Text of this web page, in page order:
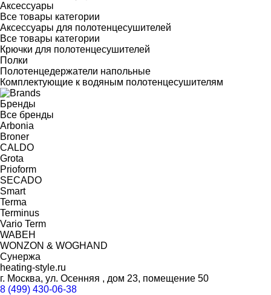
Аксессуары
Все товары категории
Аксессуары для полотенцесушителей
Все товары категории
Крючки для полотенцесушителей
Полки
Полотенцедержатели напольные
Комплектующие к водяным полотенцесушителям
Бренды
Все бренды
Arbonia
Broner
CALDO
Grota
Prioform
SECADO
Smart
Terma
Terminus
Vario Term
WABEH
WONZON & WOGHAND
Сунержа
heating-style.ru
г. Москва, ул. Осенняя , дом 23, помещение 50
8 (499) 430-06-38